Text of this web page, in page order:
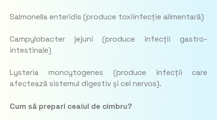
Salmonella enteridis (produce toxiinfecție alimentară)
Campylobacter jejuni (produce infecții gastro-
intestinale)
Lysteria moncytogenes (produce infecții care
afectează sistemul digestiv și cel nervos).
Cum să prepari ceaiul de cimbru?